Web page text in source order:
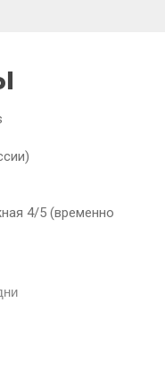
4/5 (временно